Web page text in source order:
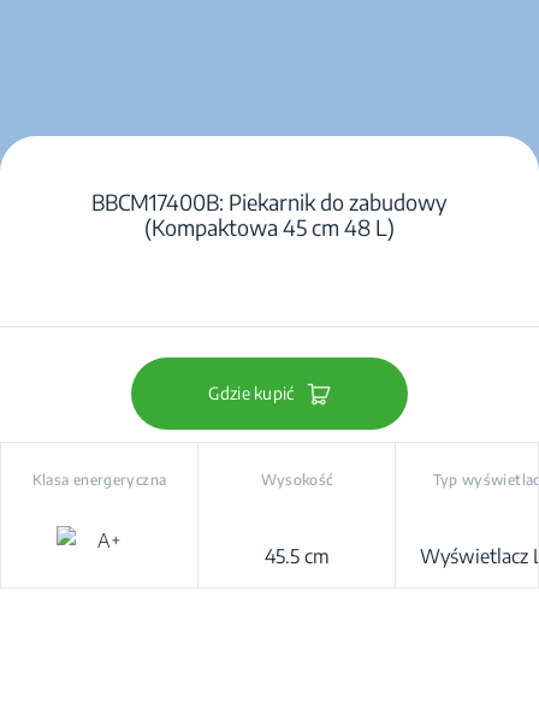
BBCM17400B: Piekarnik do zabudowy
(Kompaktowa 45 cm 48 L)
Gdzie kupić
Klasa energeryczna Wysokość
45.5 cm
Typ
Wyświetlacz